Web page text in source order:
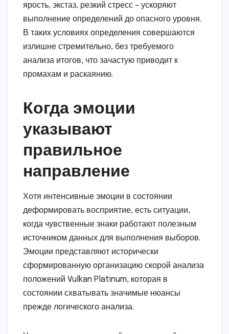
ярость, экстаз, резкий стресс – ускоряют
выполнение определений до опасного уровня.
В таких условиях определения совершаются
излишне стремительно, без требуемого
анализа итогов, что зачастую приводит к
промахам и раскаянию.
Когда эмоции
указывают
правильное
направление
Хотя интенсивные эмоции в состоянии
деформировать восприятие, есть ситуации,
когда чувственные знаки работают полезным
источником данных для выполнения выборов.
Эмоции представляют исторически
сформированную организацию скорой анализа
положений Vulkan Platinum, которая в
состоянии схватывать значимые нюансы
прежде логического анализа.